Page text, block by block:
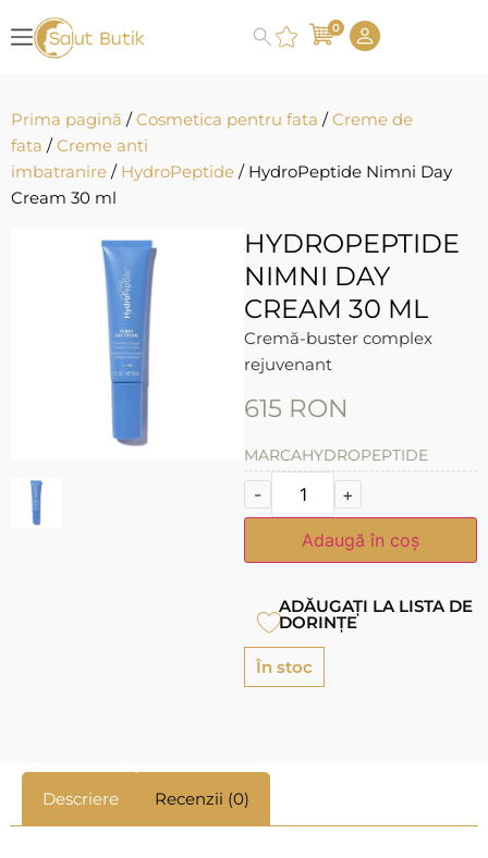
0
Prima pagină /Cosmetica pentru fata /Creme de
fata /Creme anti
imbatranire / HydroPeptide / HydroPeptide Nimni Day
Cream 30 ml
HYDROPEPTIDE
NIMNI DAY
CREAM 30 ML
Cremă-buster complex
rejuvenant
615 RON
MARCAHYDROPEPTIDE
- +
Adaugă în coș
ADĂUGAȚI LA LISTA DE
DORINȚE
În stoc
Descriere Recenzii (0)